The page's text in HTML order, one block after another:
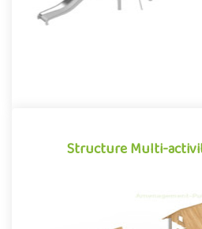
Structure Multi-
Structure Multi-